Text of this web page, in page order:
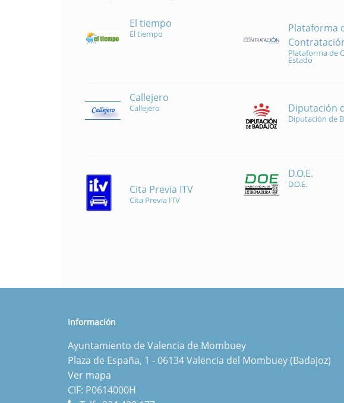
El tiempo
El tiempo
Plataforma
Plataforma de
Estado
Callejero
Callejero Diputación
Diputación de
Cita Previa ITV
Cita Previa ITV
D.O.E.
D.O.E.
Información
Ayuntamiento de Valencia de Mombuey
Plaza de España, 1 - 06134 Valencia del Mombuey (Badajoz)
Ver mapa
CIF: P0614000H